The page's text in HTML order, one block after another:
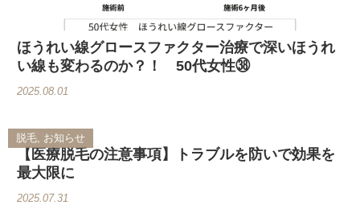
ほうれい線グロースファクター治療で深いほうれ
い線も変わるのか？！ 50代女性㊳
2025.08.01
脱毛, お知らせ
【医療脱毛の注意事項】トラブルを防いで効果を
最大限に
2025.07.31